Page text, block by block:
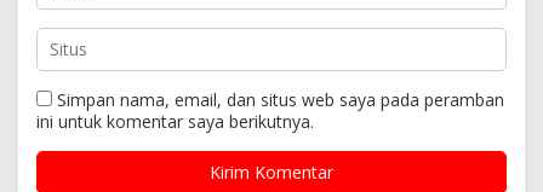
Simpan nama, email, dan situs web saya pada peramban
ini untuk komentar saya berikutnya.